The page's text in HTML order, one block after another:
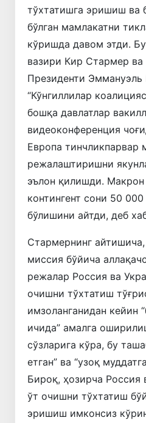
тўхтатишга эришиш ва
бўлган мамлакатни
кўришда давом этди.
вазири Кир Стармер
Президенти
“Кўнгиллилар
бошқа давлатлар
видеоконференция
Европа тинчликпарвар
режалаштиришни
эълон қилишди. Макрон
контингент сони 50 000
бўлишини айтди, деб
Стармернинг
миссия бўйича
режалар Россия ва
очишни тўхтатиш
имзоланганидан кейин
ичида” амалга
сўзларига кўра, бу
етган” ва “узоқ
Бироқ, ҳозирча Россия
ўт очишни тўхтатиш
эришиш имконсиз